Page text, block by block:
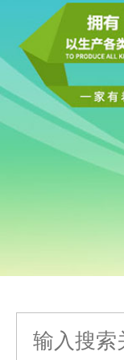
检测设备